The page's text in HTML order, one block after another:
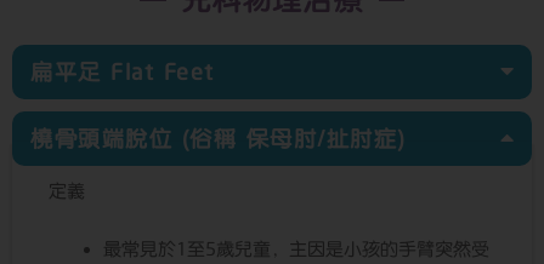
扁平足 Flat Feet
橈骨頭端脫位 (俗稱 保母肘/扯肘症)
定義
最常見於1至5歲兒童，主因是小孩的手臂突然受